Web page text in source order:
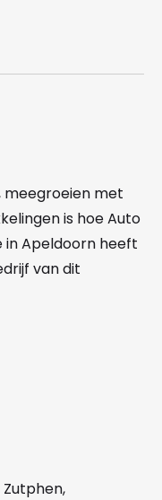
meegroeien met
is hoe Auto
in Apeldoorn heeft
van dit
Zutphen,